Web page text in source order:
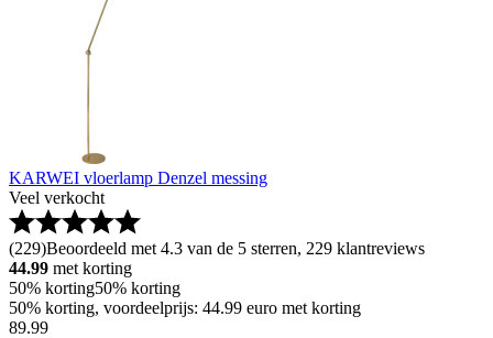
KARWEI vloerlamp Denzel messing
Veel verkocht
(229)Beoordeeld met 4.3 van de 5 sterren, 229 klantreviews
44.99 met korting
50% korting50% korting
50% korting, voordeelprijs: 44.99 euro met korting
89.99